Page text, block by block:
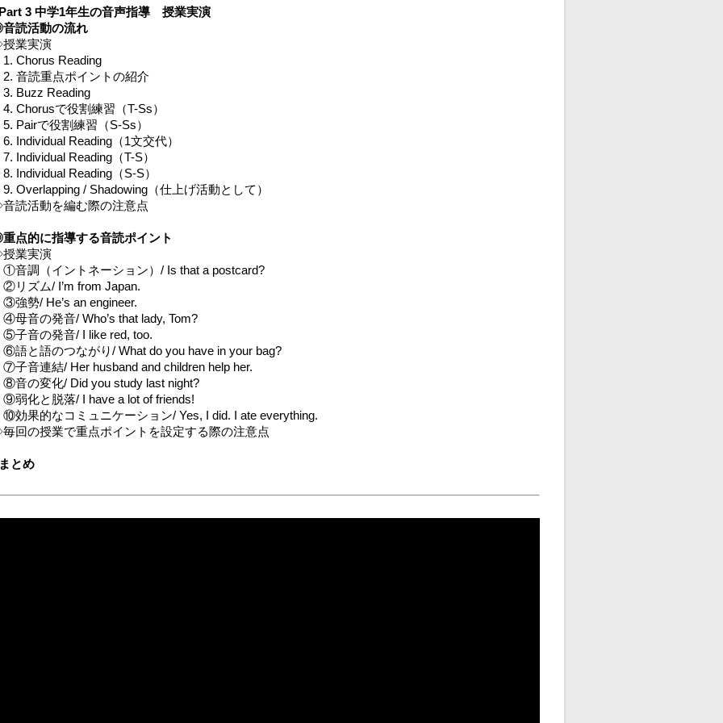
3 中学1年生の音声指導 授業実演
読活動の流れ
業実演
Chorus Reading
音読重点ポイントの紹介
Buzz Reading
Chorusで役割練習（T-Ss）
Pairで役割練習（S-Ss）
Individual Reading（1文交代）
Individual Reading（T-S）
Individual Reading（S-S）
Overlapping / Shadowing（仕上げ活動として）
読活動を編む際の注意点
点的に指導する音読ポイント
業実演
音調（イントネーション）/ Is that a postcard?
リズム/ I’m from Japan.
強勢/ He’s an engineer.
母音の発音/ Who’s that lady, Tom?
子音の発音/ I like red, too.
語と語のつながり/ What do you have in your bag?
子音連結/ Her husband and children help her.
音の変化/ Did you study last night?
弱化と脱落/ I have a lot of friends!
効果的なコミュニケーション/ Yes, I did. I ate everything.
回の授業で重点ポイントを設定する際の注意点
とめ